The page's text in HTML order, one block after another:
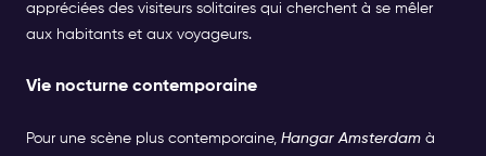
appréciées des visiteurs solitaires qui cherchent à se mêler
aux habitants et aux voyageurs.
Vie nocturne contemporaine
Pour une scène plus contemporaine, Hangar Amsterdam à